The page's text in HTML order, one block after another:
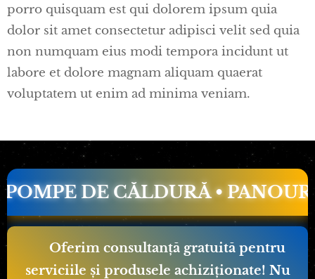
porro quisquam est qui dolorem ipsum quia
dolor sit amet consectetur adipisci velit sed quia
non numquam eius modi tempora incidunt ut
labore et dolore magnam aliquam quaerat
voluptatem ut enim ad minima veniam.
DE CĂLDURĂ • PANOURI
📢 Oferim consultanță gratuită pentru
serviciile și produsele achiziționate! Nu